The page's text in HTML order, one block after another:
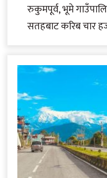
रुकुमपूर्व, भूमे
सतहबाट करिब चार
डाँडा।..